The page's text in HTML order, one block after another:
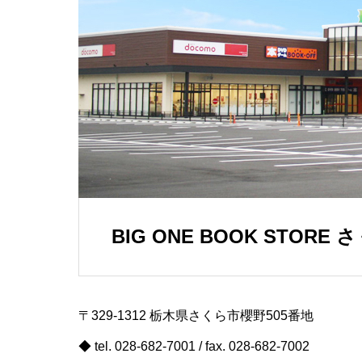
BIG ONE BOOK STORE さ
〒329-1312 栃木県さくら市櫻野505番地
◆ tel. 028-682-7001 / fax. 028-682-7002